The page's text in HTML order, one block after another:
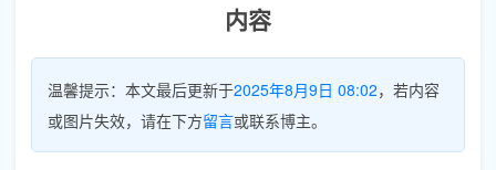
内容
温馨提示：本文最后更新于2025年8月9日 08:02，若内容
或图片失效，请在下方留言或联系博主。